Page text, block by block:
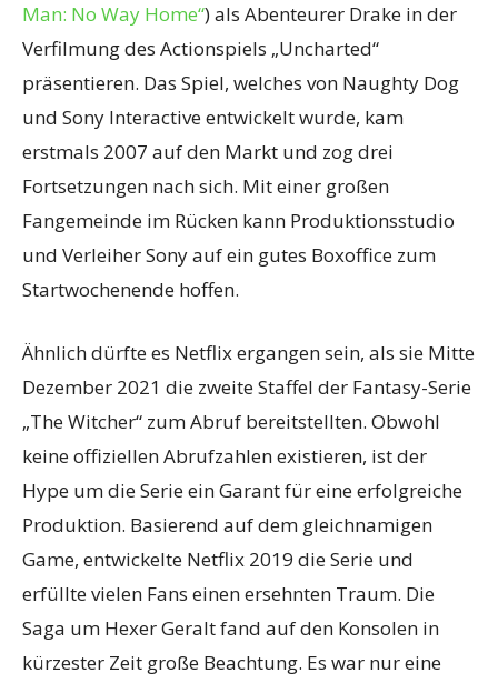
Man: No Way Home“) als Abenteurer Drake in der
Verfilmung des Actionspiels „Uncharted“
präsentieren. Das Spiel, welches von Naughty Dog
und Sony Interactive entwickelt wurde, kam
erstmals 2007 auf den Markt und zog drei
Fortsetzungen nach sich. Mit einer großen
Fangemeinde im Rücken kann Produktionsstudio
und Verleiher Sony auf ein gutes Boxoffice zum
Startwochenende hoffen.
Ähnlich dürfte es Netflix ergangen sein, als sie Mitte
Dezember 2021 die zweite Staffel der Fantasy-Serie
„The Witcher“ zum Abruf bereitstellten. Obwohl
keine offiziellen Abrufzahlen existieren, ist der
Hype um die Serie ein Garant für eine erfolgreiche
Produktion. Basierend auf dem gleichnamigen
Game, entwickelte Netflix 2019 die Serie und
erfüllte vielen Fans einen ersehnten Traum. Die
Saga um Hexer Geralt fand auf den Konsolen in
kürzester Zeit große Beachtung. Es war nur eine